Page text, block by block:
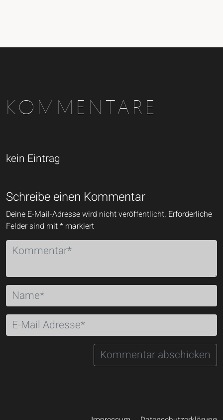
KOMMENTARE
kein Eintrag
Schreibe einen Kommentar
Deine E-Mail-Adresse wird nicht veröffentlicht. Erforderliche
Felder sind mit* markiert